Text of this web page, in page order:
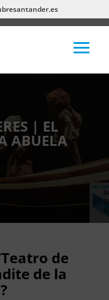
| EL
ABUELA
de
de la